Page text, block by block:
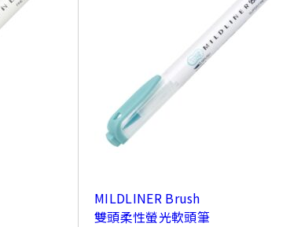
MILDLINER Brush
雙頭柔性螢光軟頭筆